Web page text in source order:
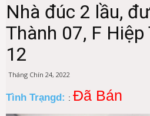
Nhà đúc 2 lầu,
Thành 07, F Hiệp
12
Tháng Chín 24, 2022
Tình Trạngd: : Đã Bán